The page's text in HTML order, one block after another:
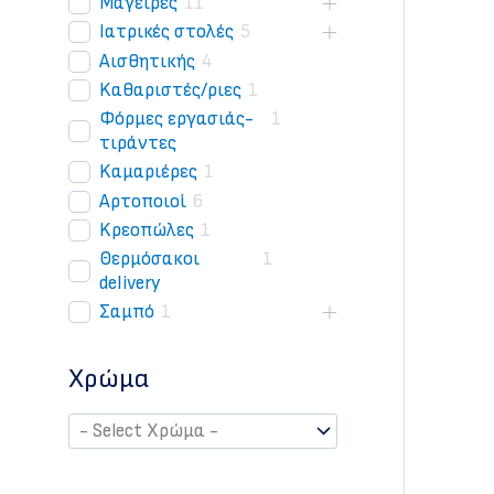
Iατρικές στολές 5
Αισθητικής 4
Kαθαριστές/ριες 1
Φόρμες εργασιάς-
τιράντες
1
Kαμαριέρες 1
Aρτοποιοί 6
Kρεοπώλες 1
Θερμόσακοι
delivery
1
Σαμπό 1
Χρώμα